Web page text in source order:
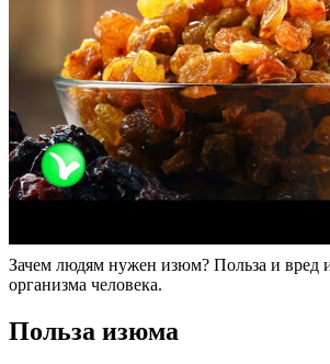
Зачем людям нужен изюм? Польза и вред
организма человека.
Польза изюма